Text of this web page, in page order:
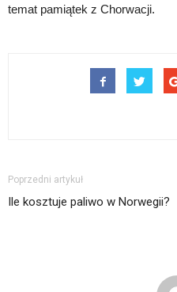
temat pamiątek z Chorwacji.
Poprzedni artykuł
Ile kosztuje paliwo w Norwegii?